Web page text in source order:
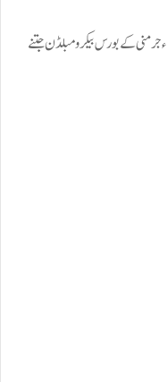
واقعات 1986ء پشاور ڈرائی پورٹ کا افتتاح ہوا 1985ء جرمنی کے بورس بیکر ومبلڈن جتنے